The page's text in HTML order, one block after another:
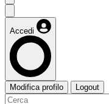
Accedi
Modifica profilo Logout